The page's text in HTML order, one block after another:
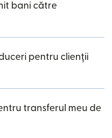
bani către
pentru clienții
transferul meu de